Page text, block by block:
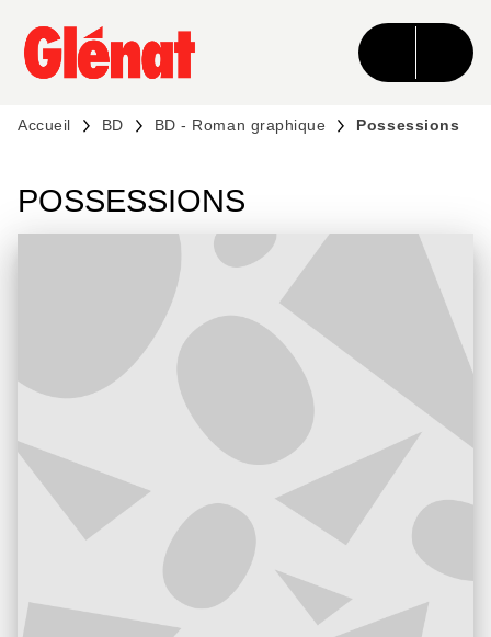
MENU RECHERCHE CONTENU
PIED DE PAGE
Accueil BD BD - Roman graphique Possessions
POSSESSIONS